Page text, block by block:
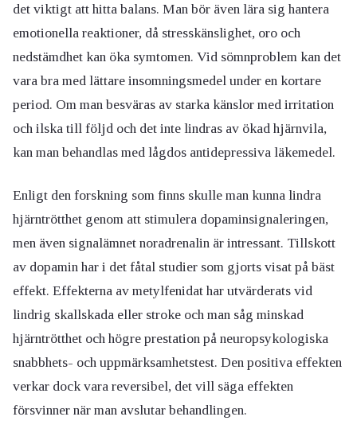
det viktigt att hitta balans. Man bör även lära sig hantera
emotionella reaktioner, då stresskänslighet, oro och
nedstämdhet kan öka symtomen. Vid sömnproblem kan det
vara bra med lättare insomningsmedel under en kortare
period. Om man besväras av starka känslor med irritation
och ilska till följd och det inte lindras av ökad hjärnvila,
kan man behandlas med lågdos antidepressiva läkemedel.
Enligt den forskning som finns skulle man kunna lindra
hjärntrötthet genom att stimulera dopaminsignaleringen,
men även signalämnet noradrenalin är intressant. Tillskott
av dopamin har i det fåtal studier som gjorts visat på bäst
effekt. Effekterna av metylfenidat har utvärderats vid
lindrig skallskada eller stroke och man såg minskad
hjärntrötthet och högre prestation på neuropsykologiska
snabbhets- och uppmärksamhetstest. Den positiva effekten
verkar dock vara reversibel, det vill säga effekten
försvinner när man avslutar behandlingen.